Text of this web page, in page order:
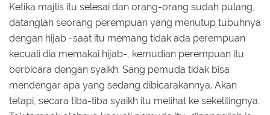
Ketika majlis itu selesai dan orang-orang sudah pulang,
datanglah seorang perempuan yang menutup tubuhnya
dengan hijab -saat itu memang tidak ada perempuan
kecuali dia memakai hijab-, kemudian perempuan itu
berbicara dengan syaikh. Sang pemuda tidak bisa
mendengar apa yang sedang dibicarakannya. Akan
tetapi, secara tiba-tiba syaikh itu melihat ke sekelilingnya.